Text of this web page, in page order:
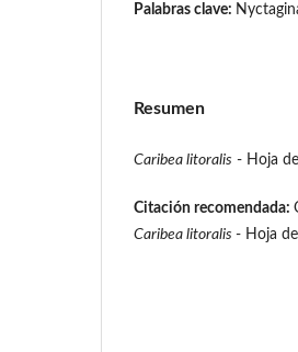
Palabras clave:
Resumen
Caribea litoralis - Hoja
Citación recomendada:
Caribea litoralis - Hoja